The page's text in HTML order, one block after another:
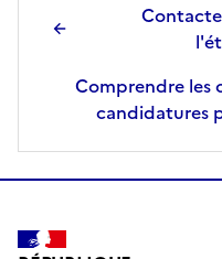
Comprendre les
candidatures